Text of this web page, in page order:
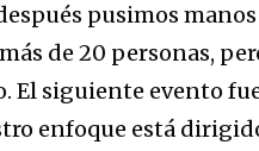
pusimos
de 20 personas,
El siguiente evento
enfoque está